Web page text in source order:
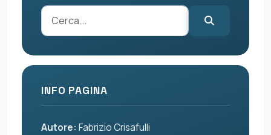
INFO PAGINA
Autore: Fabrizio Crisafulli